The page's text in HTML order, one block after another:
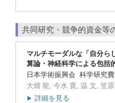
共同研究・競争的資金等
マルチモーダルな「自分ら
算論・神経科学による包括
日本学術振興会 科学研究
大畑 龍, 今水 寛, 温 文, 笠
▶ 詳細を見る